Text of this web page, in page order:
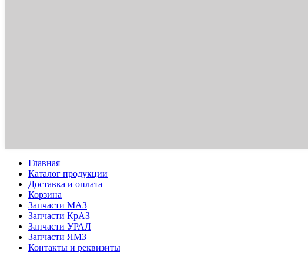
Главная
Каталог продукции
Доставка и оплата
Корзина
Запчасти МАЗ
Запчасти КрАЗ
Запчасти УРАЛ
Запчасти ЯМЗ
Контакты и реквизиты